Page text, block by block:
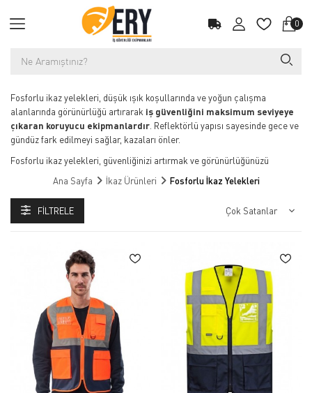
0
Fosforlu ikaz yelekleri, düşük ışık koşullarında ve yoğun çalışma
alanlarında görünürlüğü artırarak iş güvenliğini maksimum seviyeye
çıkaran koruyucu ekipmanlardır . Reflektörlü yapısı sayesinde gece ve
gündüz fark edilmeyi sağlar, kazaları önler.
Fosforlu ikaz yelekleri, güvenliğinizi artırmak ve görünürlüğünüzü
sağlamak için tasarlanmış temel iş güvenliği ekipmanlarıdır. Özellikle
karanlık veya düşük ışık koşullarında çalışanlar için vazgeçilmez bir
şeritleri sayesinde, iş yerinde veya açık alanlarda dikkat çekmenizi
Fosforlu ikaz yelekleri, iş güvenliği standartlarına uygun olarak
tasarlandığı için hem çalışanların hem de işverenlerin güvenliğini artırır.
Güvenliğinizi sağlamak için hemen fosforlu ikaz yeleklerini keşfedin!
Ana Sayfa İkaz Ürünleri Fosforlu İkaz Yelekleri
FILTRELE